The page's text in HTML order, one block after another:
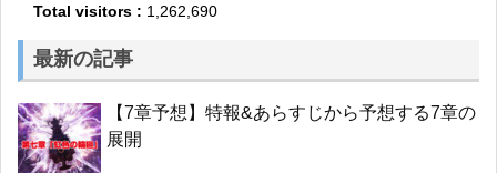
Total visitors : 1,262,690
最新の記事
【7章予想】特報&あらすじから予想する7章の
展開